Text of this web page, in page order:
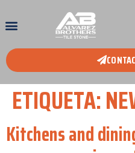
ETIQUETA:
Kitchens and